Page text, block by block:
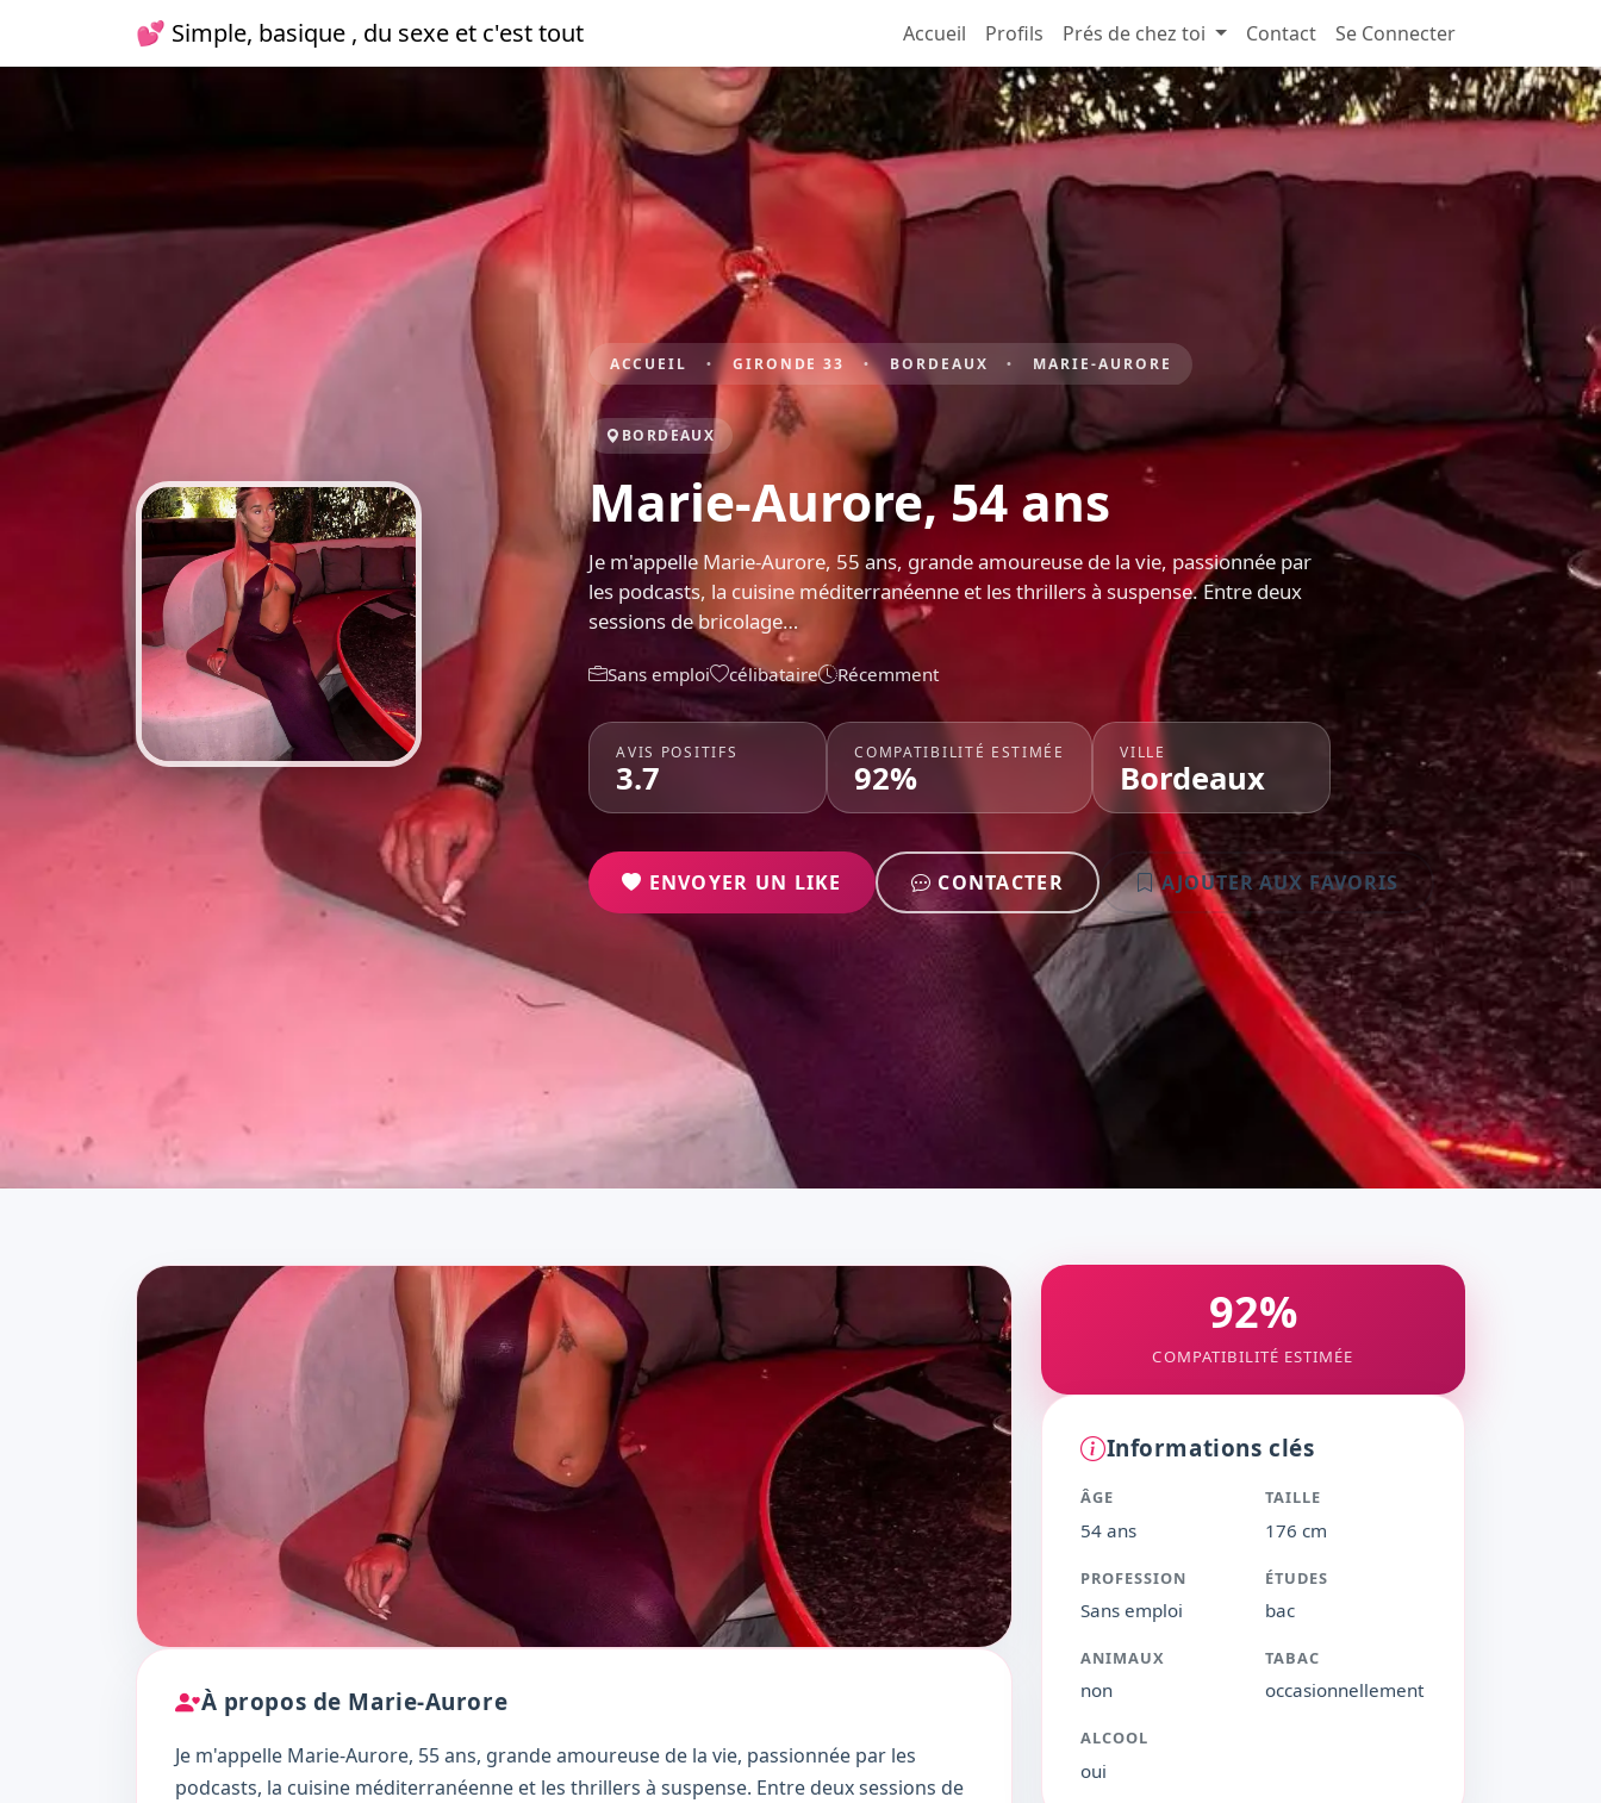
💕 Simple, basique , du sexe et c'est tout Accueil Profils Prés de chez toi Contact Se Connecter
ACCUEIL GIRONDE 33 BORDEAUX MARIE-AURORE
BORDEAUX
Marie-Aurore, 54 ans
Je m'appelle Marie-Aurore, 55 ans, grande amoureuse de la vie, passionnée par
les podcasts, la cuisine méditerranéenne et les thrillers à suspense. Entre deux
sessions de bricolage…
Sans emploi célibataire Récemment
AVIS POSITIFS
3.7
COMPATIBILITÉ ESTIMÉE
92%
VILLE
Bordeaux
ENVOYER UN LIKE CONTACTER AJOUTER AUX FAVORIS
À propos de Marie-Aurore
Je m'appelle Marie-Aurore, 55 ans, grande amoureuse de la vie, passionnée par les
podcasts, la cuisine méditerranéenne et les thrillers à suspense. Entre deux sessions de
92%
COMPATIBILITÉ ESTIMÉE
Informations clés
ÂGE
54 ans
TAILLE
176 cm
PROFESSION
Sans emploi
ÉTUDES
bac
ANIMAUX
non
TABAC
occasionnellement
ALCOOL
oui